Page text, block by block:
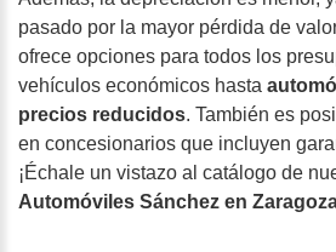
pasado por la mayor pérdida de
ofrece opciones para todos los
vehículos económicos hasta
precios reducidos. También es
en concesionarios que incluyen
¡Échale un vistazo al catálogo de
Automóviles Sánchez en